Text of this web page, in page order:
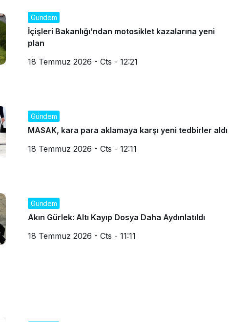
Gündem
İçişleri Bakanlığı’ndan motosiklet kazalarına yeni
plan
18 Temmuz 2026 - Cts - 12:21
Gündem
MASAK, kara para aklamaya karşı yeni tedbirler aldı
18 Temmuz 2026 - Cts - 12:11
Gündem
Akın Gürlek: Altı Kayıp Dosya Daha Aydınlatıldı
18 Temmuz 2026 - Cts - 11:11